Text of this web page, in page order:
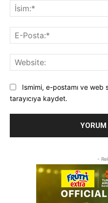
Ismimi, e-postamı ve
tarayıcıya kaydet.
-